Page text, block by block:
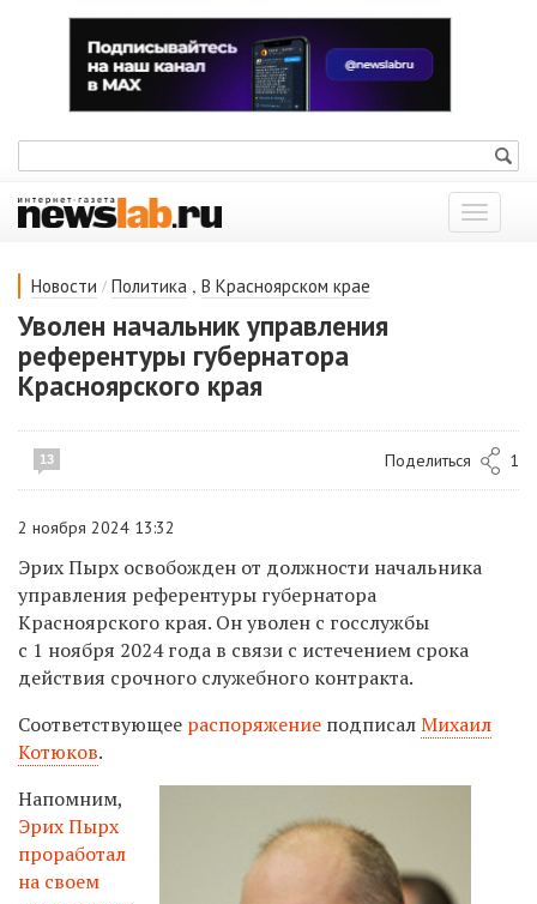
Показать
меню
Новости / Политика , В Красноярском крае
Уволен начальник управления
референтуры губернатора
Красноярского края
13 Поделиться 1
2 ноября 2024 13:32
Эрих Пырх освобожден от должности начальника
управления референтуры губернатора
Красноярского края. Он уволен с госслужбы
с 1 ноября 2024 года в связи с истечением срока
действия срочного служебного контракта.
Соответствующее распоряжение подписалМихаил
Котюков.
Напомним,
Эрих Пырх
проработал
на своем